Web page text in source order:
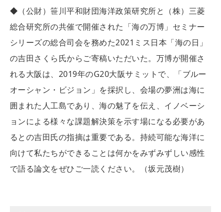
◆（公財）笹川平和財団海洋政策研究所と（株）三菱
総合研究所の共催で開催された「海の万博」セミナー
シリーズの総合司会を務めた2021ミス日本「海の日」
の吉田さくら氏からご寄稿いただいた。万博が開催さ
れる大阪は、2019年のG20大阪サミットで、「ブルー
オーシャン・ビジョン」を採択し、会場の夢洲は海に
囲まれた人工島であり、海の魅了を伝え、イノベーシ
ョンによる様々な課題解決策を示す場になる必要があ
るとの吉田氏の指摘は重要である。持続可能な海洋に
向けて私たちができることは何かをみずみずしい感性
で語る論文をぜひご一読ください。（坂元茂樹）